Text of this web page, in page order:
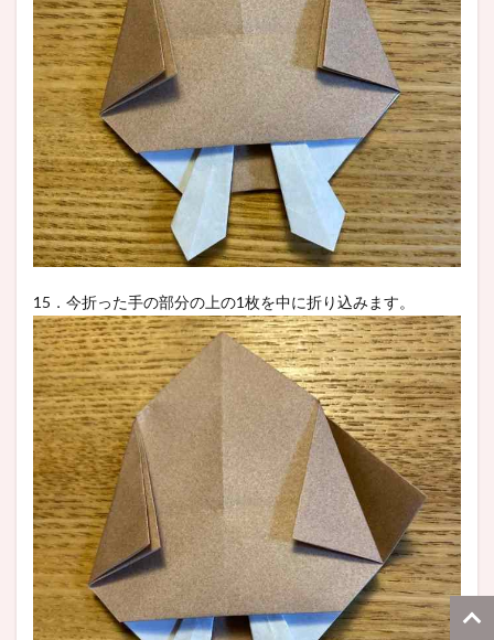
15．今折った手の部分の上の1枚を中に折り込みます。